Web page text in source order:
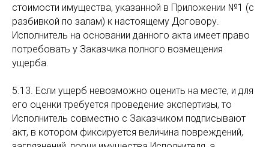
стоимости имущества, указанной в Приложении №1 (с
разбивкой по залам) к настоящему Договору.
Исполнитель на основании данного акта имеет право
потребовать у Заказчика полного возмещения
ущерба.
5.13. Если ущерб невозможно оценить на месте, и для
его оценки требуется проведение экспертизы, то
Исполнитель совместно с Заказчиком подписывают
акт, в котором фиксируется величина повреждений,